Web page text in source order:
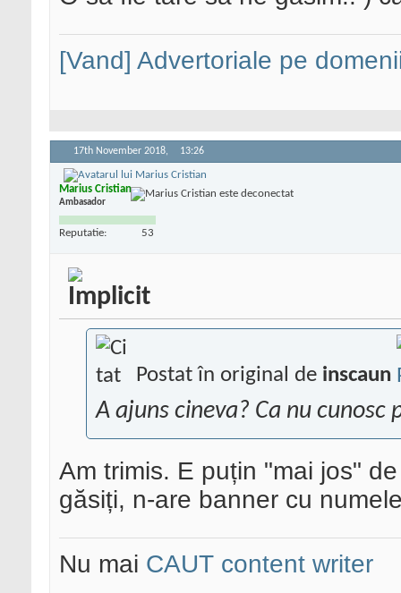
[Vand] Advertoriale pe
17th November 2018, 13:26
Marius Cristian
Ambasador
Reputatie: 53
Postat în original de inscaun
A ajuns cineva? Ca nu
Am trimis. E puțin "mai jos"
găsiți, n-are banner cu
Nu mai CAUT content writer